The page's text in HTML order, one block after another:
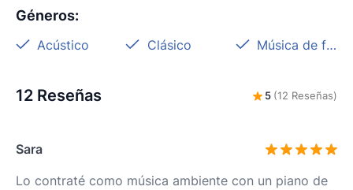
Géneros:
Acústico Clásico Música de fondo
12 Reseñas 5 (12 Reseñas)
Sara
Lo contraté como música ambiente con un piano de